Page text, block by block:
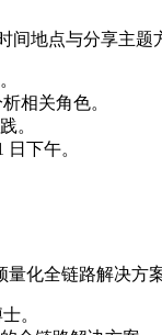
间地点与分享主题
相关角色。
。
下午。
化全链路解决方
。